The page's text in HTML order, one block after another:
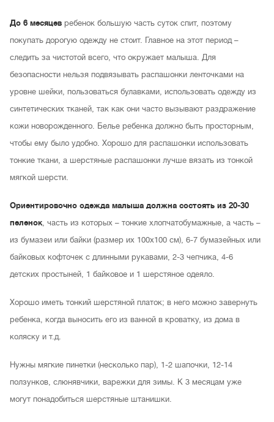
До 6 месяцев ребенок большую часть суток спит, поэтому
покупать дорогую одежду не стоит. Главное на этот период –
следить за чистотой всего, что окружает малыша. Для
безопасности нельзя подвязывать распашонки ленточками на
уровне шейки, пользоваться булавками, использовать одежду из
синтетических тканей, так как они часто вызывают раздражение
кожи новорожденного. Белье ребенка должно быть просторным,
чтобы ему было удобно. Хорошо для распашонки использовать
тонкие ткани, а шерстяные распашонки лучше вязать из тонкой
мягкой шерсти.
Ориентировочно одежда малыша должна состоять из 20-30
пеленок, часть из которых – тонкие хлопчатобумажные, а часть –
из бумазеи или байки (размер их 100х100 см), 6-7 бумазейных или
байковых кофточек с длинными рукавами, 2-3 чепчика, 4-6
детских простыней, 1 байковое и 1 шерстяное одеяло.
Хорошо иметь тонкий шерстяной платок; в него можно завернуть
ребенка, когда выносить его из ванной в кроватку, из дома в
коляску и т.д.
Нужны мягкие пинетки (несколько пар), 1-2 шапочки, 12-14
ползунков, слюнявчики, варежки для зимы. К 3 месяцам уже
могут понадобиться шерстяные штанишки.